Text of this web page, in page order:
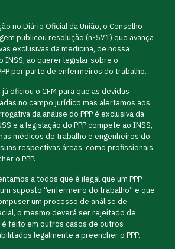
no Diário Oficial da União, o Conselho
publicou resolução (nº571) que avança
exclusivas da medicina, de nossa
INSS, ao querer legislar sobre o
por parte de enfermeiros do trabalho.
oficiou o CFM para que as devidas
no campo jurídico mas alertamos aos
da análise do PPP é exclusiva da
e a legislação do PPP compete ao INSS,
médicos do trabalho e engenheiros do
respectivas áreas, como profissionais
o PPP.
a todos que é ilegal que um PPP
suposto “enfermeiro do trabalho” e que
um processo de análise de
o mesmo deverá ser rejeitado de
feito em outros casos de outros
legalmente a preencher o PPP.